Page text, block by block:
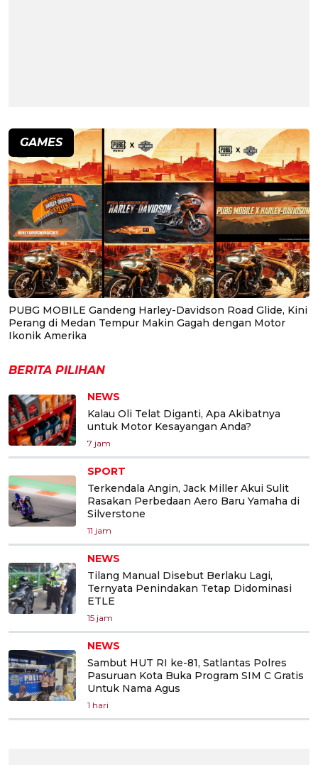
GAMES
PUBG MOBILE Gandeng Harley-Davidson Road Glide, Kini
Perang di Medan Tempur Makin Gagah dengan Motor
Ikonik Amerika
BERITA PILIHAN
NEWS
Kalau Oli Telat Diganti, Apa Akibatnya
untuk Motor Kesayangan Anda?
7 jam
SPORT
Terkendala Angin, Jack Miller Akui Sulit
Rasakan Perbedaan Aero Baru Yamaha di
Silverstone
11 jam
NEWS
Tilang Manual Disebut Berlaku Lagi,
Ternyata Penindakan Tetap Didominasi
ETLE
15 jam
NEWS
Sambut HUT RI ke-81, Satlantas Polres
Pasuruan Kota Buka Program SIM C Gratis
Untuk Nama Agus
1 hari